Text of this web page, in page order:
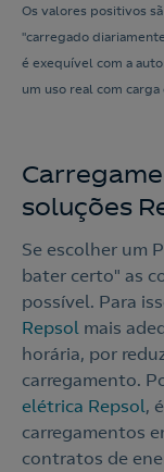
Os valores positivos
"carregado
é exequível com a
um uso real com
soluções
Se escolher um
bater certo" as
possível. Para
Repsol mais
horária, por
carregamento.
elétrica Repsol,
carregamentos
contratos de